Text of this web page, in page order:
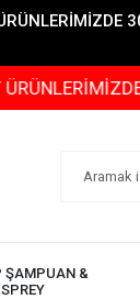
ŞAMPUAN &
SPREY